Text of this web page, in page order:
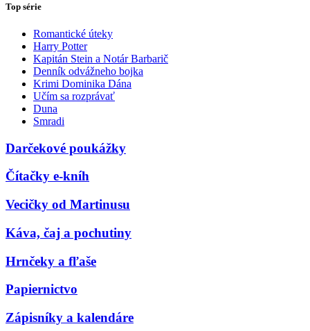
Top série
Romantické úteky
Harry Potter
Kapitán Stein a Notár Barbarič
Denník odvážneho bojka
Krimi Dominika Dána
Učím sa rozprávať
Duna
Smradi
Darčekové poukážky
Čítačky e-kníh
Vecičky od Martinusu
Káva, čaj a pochutiny
Hrnčeky a fľaše
Papiernictvo
Zápisníky a kalendáre